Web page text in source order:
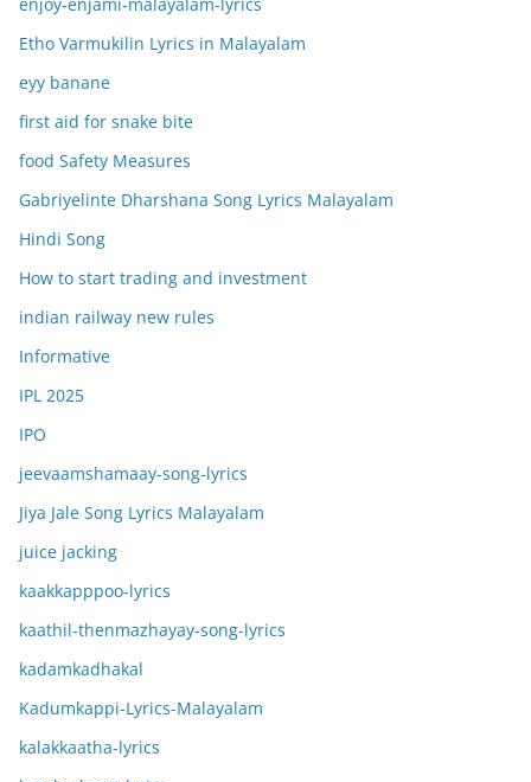
Etho Varmukilin Lyrics in Malayalam
eyy banane
first aid for snake bite
food Safety Measures
Gabriyelinte Dharshana Song Lyrics Malayalam
Hindi Song
How to start trading and investment
indian railway new rules
Informative
IPL 2025
IPO
jeevaamshamaay-song-lyrics
Jiya Jale Song Lyrics Malayalam
juice jacking
kaakkapppoo-lyrics
kaathil-thenmazhayay-song-lyrics
kadamkadhakal
Kadumkappi-Lyrics-Malayalam
kalakkaatha-lyrics